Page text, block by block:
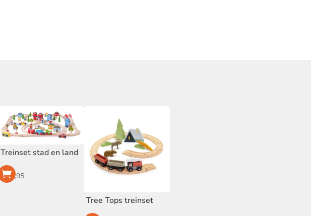
Treinset stad en land
€74,95
Tree Tops treinset